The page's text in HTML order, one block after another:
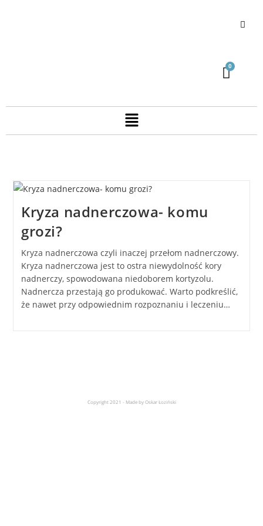
Kryza nadnerczowa- komu
grozi?
Kryza nadnerczowa czyli inaczej przełom nadnerczowy.
Kryza nadnerczowa jest to ostra niewydolność kory
nadnerczy, spowodowana niedoborem kortyzolu.
Nadnercza przestają go produkować. Warto podkreślić,
że nawet przy odpowiednim rozpoznaniu i leczeniu…
Copyright 2021 - Made by Oskar Łoziński